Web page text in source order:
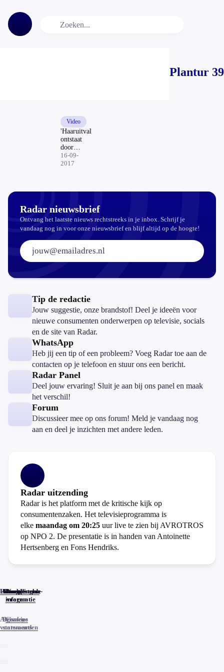
Plantur 39
Video
'Haaruitval
ontstaat
door
ziektes,
stralingen
16-09-
2017
Radar nieuwsbrief
Ontvang het laatste nieuws rechtstreeks in je inbox. Schrijf je
vandaag nog in voor onze nieuwsbrief en blijf altijd op de hoogte!
E-mailadres:
Tip de redactie
Jouw suggestie, onze brandstof! Deel je ideeën voor
nieuwe consumenten onderwerpen op televisie, socials
en de site van Radar.
WhatsApp
Heb jij een tip of een probleem? Voeg Radar toe aan de
contacten op je telefoon en stuur ons een bericht.
Radar Panel
Deel jouw ervaring! Sluit je aan bij ons panel en maak
het verschil!
Forum
Discussieer mee op ons forum! Meld je vandaag nog
aan en deel je inzichten met andere leden.
Radar uitzending
Radar is het platform met de kritische kijk op
consumentenzaken. Het televisieprogramma is
elke maandag om 20:25 uur live te zien bij AVROTROS
op NPO 2. De presentatie is in handen van Antoinette
Hertsenberg en Fons Hendriks.
Home
Actueel
Uitzendingen
Reacties
Programma-
informatie
Veelgestelde
vragen
Algemene
voorwaarden
Privacy
statements
Cookies